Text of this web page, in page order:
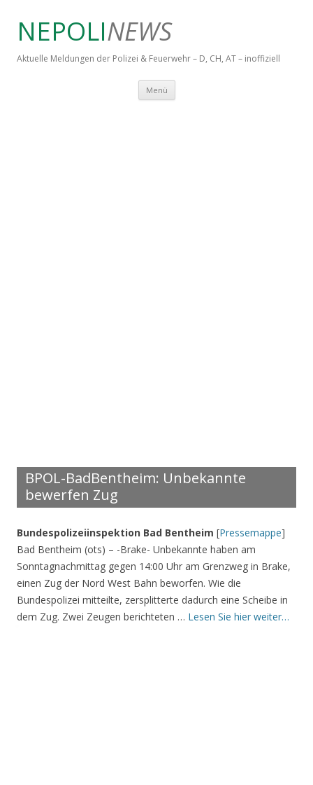
NEPOLINEWS
Aktuelle Meldungen der Polizei & Feuerwehr – D, CH, AT – inoffiziell
Menü Springe zum Inhalt
BPOL-BadBentheim: Unbekannte
bewerfen Zug
Bundespolizeiinspektion Bad Bentheim [Pressemappe]
Bad Bentheim (ots) – -Brake- Unbekannte haben am
Sonntagnachmittag gegen 14:00 Uhr am Grenzweg in Brake,
einen Zug der Nord West Bahn beworfen. Wie die
Bundespolizei mitteilte, zersplitterte dadurch eine Scheibe in
dem Zug. Zwei Zeugen berichteten … Lesen Sie hier weiter…